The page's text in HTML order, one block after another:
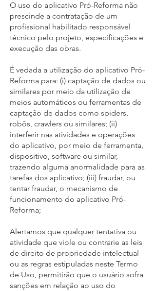
O uso do aplicativo Pró-Reforma não
prescinde a contratação de um
profissional habilitado responsável
técnico pelo projeto, especificações e
execução das obras.
É vedada a utilização do aplicativo Pró-
Reforma para: (i) captação de dados ou
similares por meio da utilização de
meios automáticos ou ferramentas de
captação de dados como spiders,
robôs, crawlers ou similares; (ii)
interferir nas atividades e operações
do aplicativo, por meio de ferramenta,
dispositivo, software ou similar,
trazendo alguma anormalidade para as
tarefas dos aplicativo; (iii) fraudar, ou
tentar fraudar, o mecanismo de
funcionamento do aplicativo Pró-
Reforma;
Alertamos que qualquer tentativa ou
atividade que viole ou contrarie as leis
de direito de propriedade intelectual
ou as regras estipuladas neste Termo
de Uso, permitirão que o usuário sofra
sanções em relação ao uso do